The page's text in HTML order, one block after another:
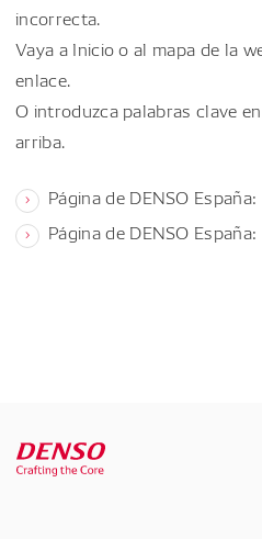
incorrecta.
Vaya a Inicio o al mapa de la
enlace.
O introduzca palabras clave
arriba.
Página de DENSO
Página de DENSO